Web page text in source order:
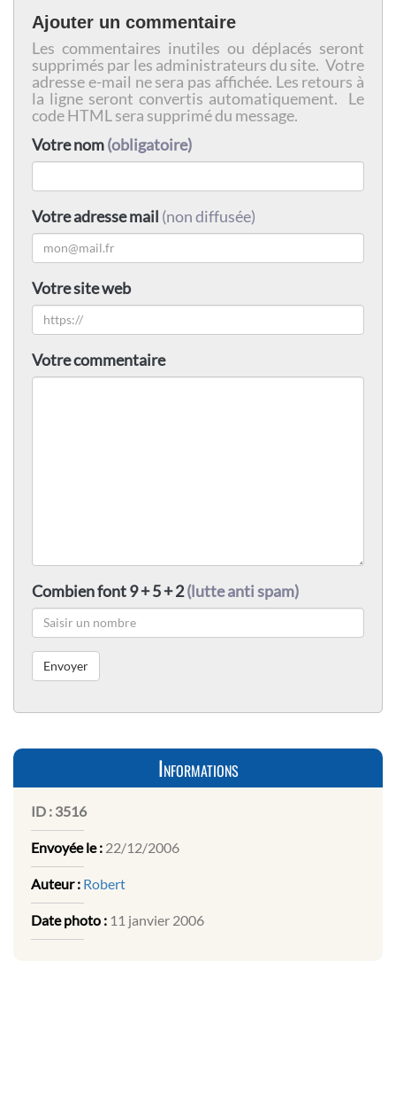
Ajouter un commentaire
Les commentaires inutiles ou déplacés seront
supprimés par les administrateurs du site. Votre
adresse e-mail ne sera pas affichée. Les retours à
la ligne seront convertis automatiquement. Le
code HTML sera supprimé du message.
Votre nom(obligatoire)
Votre adresse mail (non diffusée)
Votre site web
Votre commentaire
Combien font 9 + 5 + 2(lutte anti spam)
Informations
ID : 3516
Envoyée le : 22/12/2006
Auteur : Robert
Date photo : 11 janvier 2006